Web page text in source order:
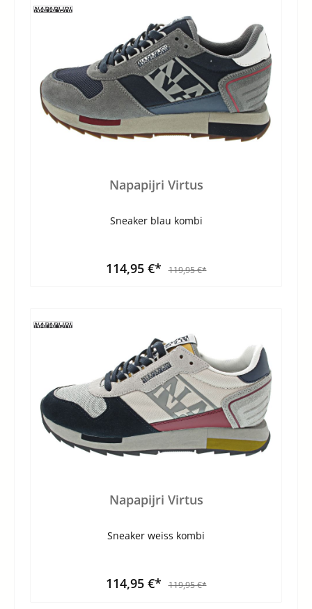
Napapijri Virtus
Sneaker blau kombi
114,95 €* 119,95 €*
Napapijri Virtus
Sneaker weiss kombi
114,95 €* 119,95 €*